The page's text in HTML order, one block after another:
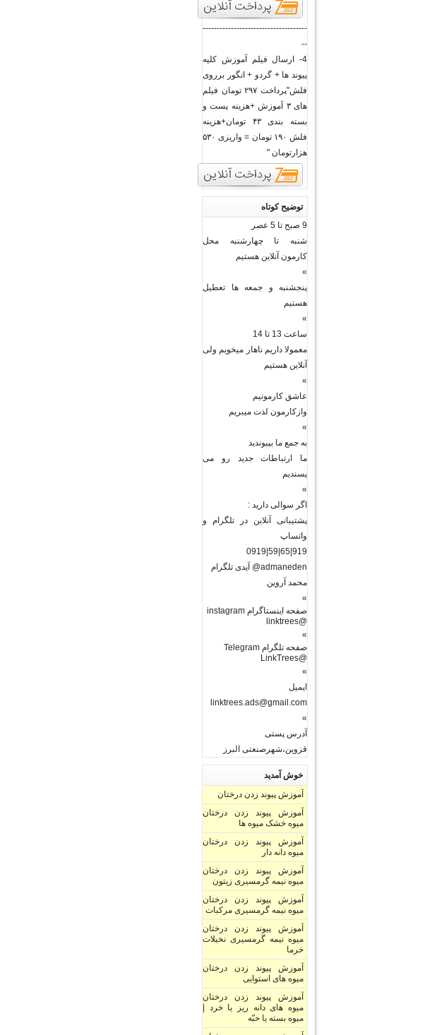
-------------------------------------
--
4- ارسال فیلم آموزش کلیه
پیوند ها + گردو + انگور برروی
فلش"پرداخت ۲۹۷ تومان فیلم
های ۳ آموزش +هزینه پست و
بسته بندی ۴۳ تومان+هزینه
فلش ۱۹۰ تومان = واریزی ۵۳۰
هزارتومان "
توضیح کوتاه
9 صبح تا 5 عصر
شنبه تا چهارشنبه محل
کارمون آنلاین هستیم
»
پنجشنبه و جمعه ها تعطیل
هستیم
»
ساعت 13 تا 14
معمولا داریم ناهار میخویم ولی
آنلاین هستیم
»
عاشق کارمونیم
وازکارمون لذت میبریم
»
به جمع ما بپیوندید
ما ارتباطات جدید رو می
پسندیم
»
اگر سوالی دارید :
پشتیبانی آنلاین در تلگرام و
واتساپ
919|65|59|0919
admaneden@ آیدی تلگرام
محمد آروین
»
صفحه اینستاگرام instagram
@linktrees
»
صفحه تلگرام Telegram
@LinkTrees
»
ایمیل
linktrees.ads@gmail.com
»
آدرس پستی
قزوین،شهرصنعتی البرز
خوش آمدید
آموزش پیوند زدن درختان
آموزش پیوند زدن درختان
میوه خشک میوه ها
آموزش پیوند زدن درختان
میوه دانه دار
آموزش پیوند زدن درختان
میوه نیمه گرمسیری زیتون
آموزش پیوند زدن درختان
میوه نیمه گرمسیری مرکبات
آموزش پیوند زدن درختان
میوه نیمه گرمسیری نخیلات
خرما
آموزش پیوند زدن درختان
میوه های استوایی
آموزش پیوند زدن درختان
میوه های دانه ریز یا خرد |
میوه بسته یا حبّه